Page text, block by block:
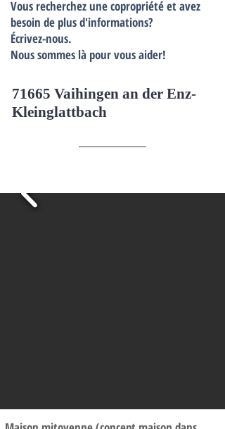
Vous recherchez une copropriété et avez
besoin de plus d'informations?
Écrivez-nous.
Nous sommes là pour vous aider!
71665 Vaihingen an der Enz-
Kleinglattbach